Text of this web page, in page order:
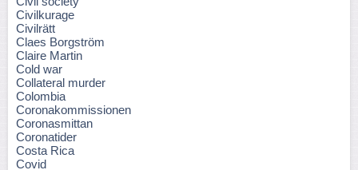
Civilkurage
Civilrätt
Claes Borgström
Claire Martin
Cold war
Collateral murder
Colombia
Coronakommissionen
Coronasmittan
Coronatider
Costa Rica
Covid